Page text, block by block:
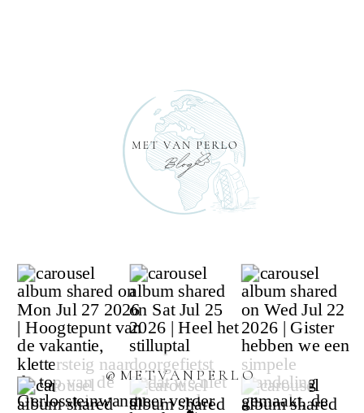
@METVANPERLO